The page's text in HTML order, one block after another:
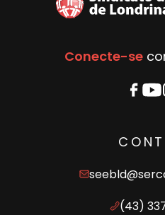
Conecte-se
(43)